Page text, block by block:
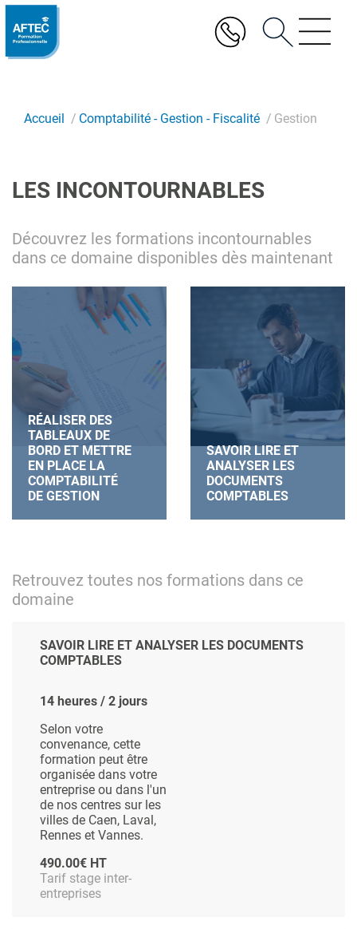
Aller
au
contenu
Accueil Comptabilité - Gestion - Fiscalité Gestion
LES INCONTOURNABLES
Découvrez les formations incontournables
dans ce domaine disponibles dès maintenant
RÉALISER DES
TABLEAUX DE
BORD ET METTRE
EN PLACE LA
COMPTABILITÉ
DE GESTION
SAVOIR LIRE ET
ANALYSER LES
DOCUMENTS
COMPTABLES
Retrouvez toutes nos formations dans ce
domaine
SAVOIR LIRE ET ANALYSER LES DOCUMENTS
COMPTABLES
14 heures / 2 jours
Selon votre
convenance, cette
formation peut être
organisée dans votre
entreprise ou dans l'un
de nos centres sur les
villes de Caen, Laval,
Rennes et Vannes.
490.00€ HT
Tarif stage inter-
entreprises